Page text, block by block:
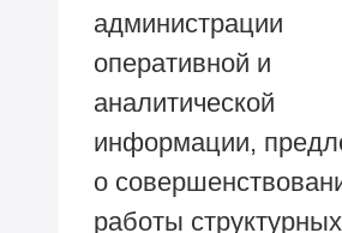
администрации
оперативной и
аналитической
информации,
о
работы структурных